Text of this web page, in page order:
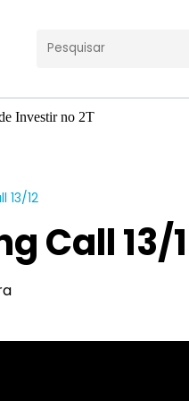
13/12
Call 13/